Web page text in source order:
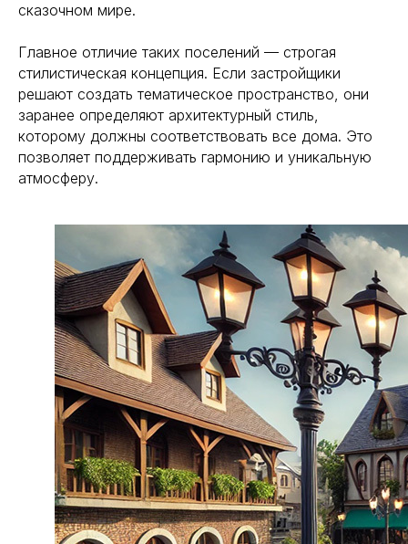
сказочном мире.
Главное отличие таких поселений — строгая
стилистическая концепция. Если застройщики
решают создать тематическое пространство, они
заранее определяют архитектурный стиль,
которому должны соответствовать все дома. Это
позволяет поддерживать гармонию и уникальную
атмосферу.